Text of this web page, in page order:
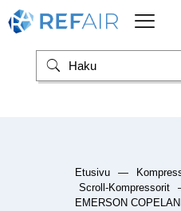
Etusivu —
Scroll-Kompressorit
EMERSON